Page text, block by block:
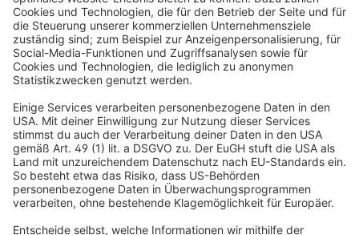
Schutzklasse IP55 / Wasser- und Staubgeschützt
Besonders kleine Gehäuseform
5,99 €